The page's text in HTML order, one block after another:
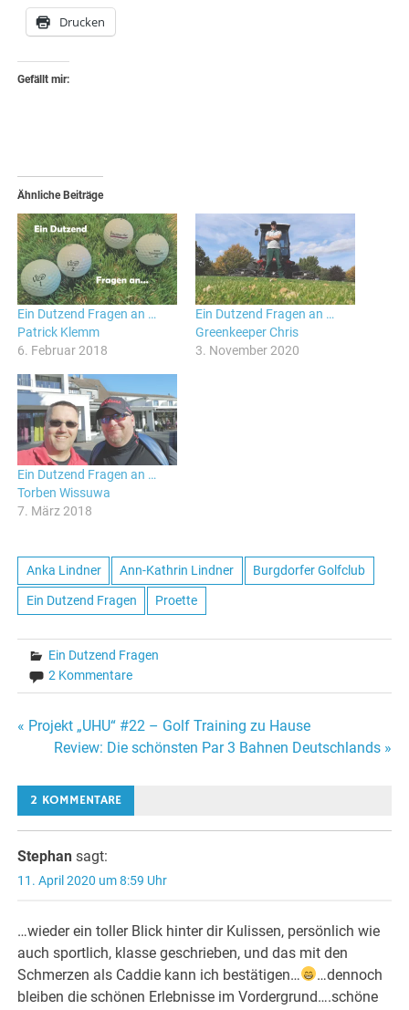
Drucken
Gefällt mir:
Ähnliche Beiträge
Ein Dutzend Fragen an …
Patrick Klemm
6. Februar 2018
Ein Dutzend Fragen an …
Greenkeeper Chris
3. November 2020
Ein Dutzend Fragen an …
Torben Wissuwa
7. März 2018
Anka Lindner Ann-Kathrin Lindner Burgdorfer Golfclub
Ein Dutzend Fragen Proette
Ein Dutzend Fragen
2 Kommentare
Beitragsnavigation
« Projekt „UHU“ #22 – Golf Training zu Hause
Review: Die schönsten Par 3 Bahnen Deutschlands »
2 KOMMENTARE
Stephan sagt:
11. April 2020 um 8:59 Uhr
…wieder ein toller Blick hinter dir Kulissen, persönlich wie
auch sportlich, klasse geschrieben, und das mit den
Schmerzen als Caddie kann ich bestätigen…
…dennoch
bleiben die schönen Erlebnisse im Vordergrund….schöne